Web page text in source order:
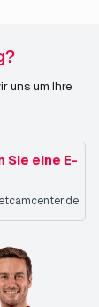
uns um Ihre
Sie eine E-